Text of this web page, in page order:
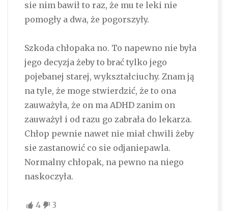
sie nim bawił to raz, że mu te leki nie
pomogły a dwa, że pogorszyły.
Szkoda chłopaka no. To napewno nie była
jego decyzja żeby to brać tylko jego
pojebanej starej, wykształciuchy. Znam ją
na tyle, że moge stwierdzić, że to ona
zauważyła, że on ma ADHD zanim on
zauważył i od razu go zabrała do lekarza.
Chłop pewnie nawet nie miał chwili żeby
sie zastanowić co sie odjaniepawla.
Normalny chłopak, na pewno na niego
naskoczyła.
4 3